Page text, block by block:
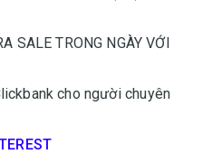
SALE TRONG NGÀY VỚI
cho người chuyên